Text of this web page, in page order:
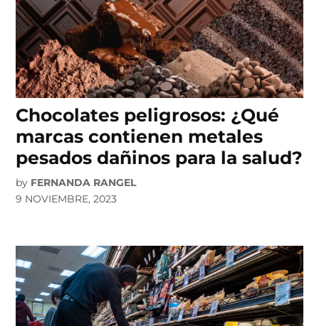
Chocolates peligrosos: ¿Qué
marcas contienen metales
pesados dañinos para la salud?
by FERNANDA RANGEL
9 NOVIEMBRE, 2023